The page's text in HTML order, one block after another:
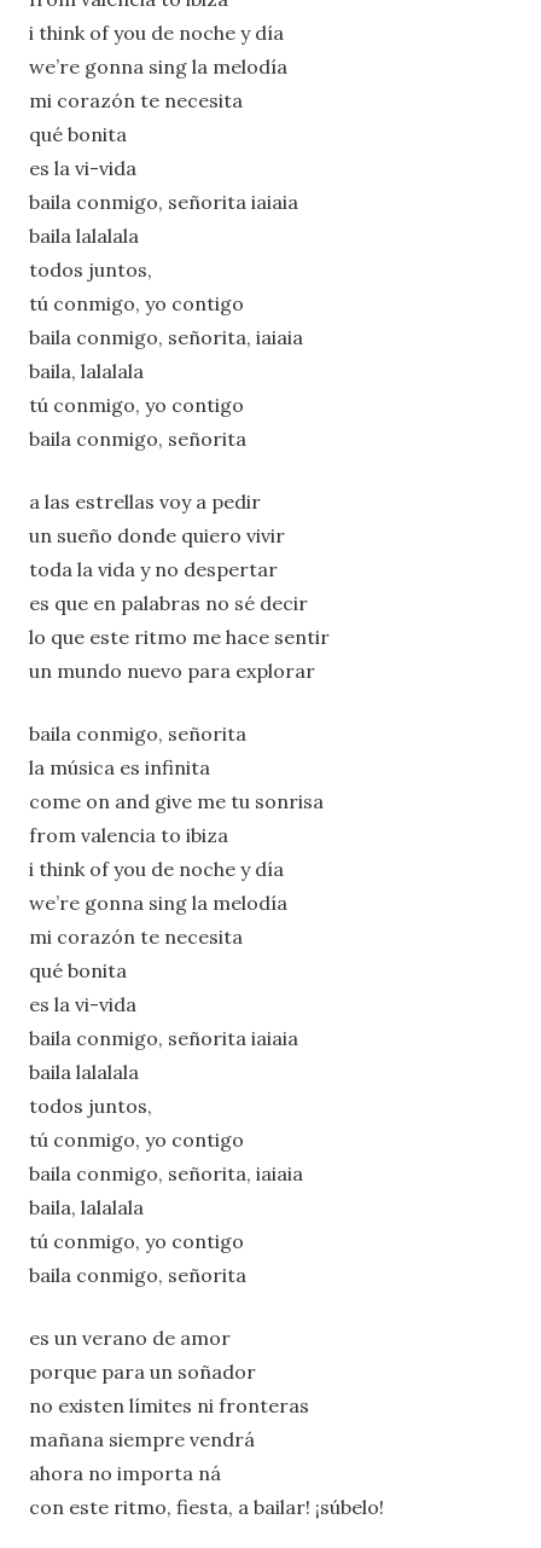
i think of you de noche y día
we’re gonna sing la melodía
mi corazón te necesita
qué bonita
es la vi-vida
baila conmigo, señorita iaiaia
baila lalalala
todos juntos,
tú conmigo, yo contigo
baila conmigo, señorita, iaiaia
baila, lalalala
tú conmigo, yo contigo
baila conmigo, señorita
a las estrellas voy a pedir
un sueño donde quiero vivir
toda la vida y no despertar
es que en palabras no sé decir
lo que este ritmo me hace sentir
un mundo nuevo para explorar
baila conmigo, señorita
la música es infinita
come on and give me tu sonrisa
from valencia to ibiza
i think of you de noche y día
we’re gonna sing la melodía
mi corazón te necesita
qué bonita
es la vi-vida
baila conmigo, señorita iaiaia
baila lalalala
todos juntos,
tú conmigo, yo contigo
baila conmigo, señorita, iaiaia
baila, lalalala
tú conmigo, yo contigo
baila conmigo, señorita
es un verano de amor
porque para un soñador
no existen límites ni fronteras
mañana siempre vendrá
ahora no importa ná
con este ritmo, fiesta, a bailar! ¡súbelo!